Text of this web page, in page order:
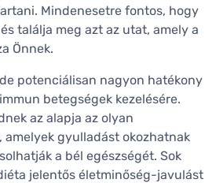
Mindenesetre fontos, hogy
találja meg azt az utat, amely a
Önnek.
potenciálisan nagyon hatékony
betegségek kezelésére.
az alapja az olyan
amelyek gyulladást okozhatnak
a bél egészségét. Sok
jelentős életminőség-javulást